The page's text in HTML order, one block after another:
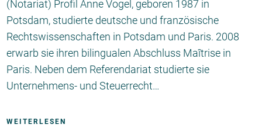
(Notariat) Profil Anne Vogel, geboren 1987 in
Potsdam, studierte deutsche und französische
Rechtswissenschaften in Potsdam und Paris. 2008
erwarb sie ihren bilingualen Abschluss Maîtrise in
Paris. Neben dem Referendariat studierte sie
Unternehmens- und Steuerrecht…
WEITERLESEN